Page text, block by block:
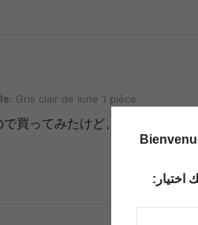
clair de lune 1 pièce
Gris clair de lune 1 pièce
買ってみたけど、なかなか中に
اختيار: